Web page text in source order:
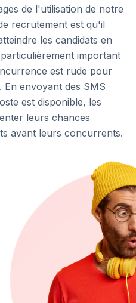
de l'utilisation de notre
recrutement est qu'il
les candidats en
important
est rude pour
En envoyant des SMS
est disponible, les
leurs chances
avant leurs concurrents.